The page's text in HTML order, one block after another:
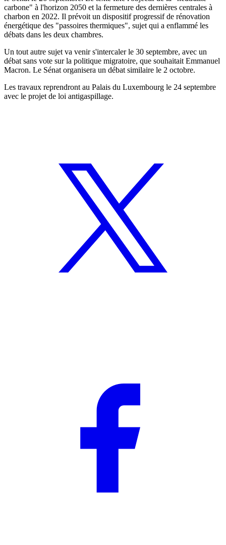
carbone" à l'horizon 2050 et la fermeture des dernières centrales à
charbon en 2022. Il prévoit un dispositif progressif de rénovation
énergétique des "passoires thermiques", sujet qui a enflammé les
débats dans les deux chambres.
Un tout autre sujet va venir s'intercaler le 30 septembre, avec un
débat sans vote sur la politique migratoire, que souhaitait Emmanuel
Macron. Le Sénat organisera un débat similaire le 2 octobre.
Les travaux reprendront au Palais du Luxembourg le 24 septembre
avec le projet de loi antigaspillage.